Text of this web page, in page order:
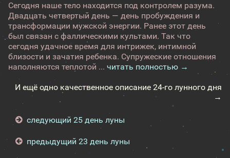
Сегодня наше тело находится под контролем разума.
Двадцать четвертый день — день пробуждения и
трансформации мужской энергии. Ранее этот день
был связан с фаллическими культами. Так что
сегодня удачное время для интрижек, интимной
близости и зачатия ребенка. Супружеские отношения
наполняются теплотой ... читать полностью →
И ещё одно качественное описание 24-го лунного дня
→
следующий 25 день луны
предыдущий 23 день луны